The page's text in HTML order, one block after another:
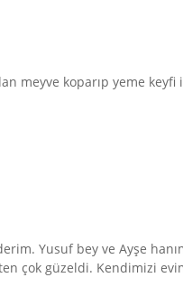
meyve koparıp yeme
Yusuf bey ve Ayşe
çok güzeldi. Kendimizi